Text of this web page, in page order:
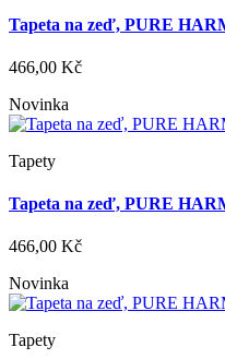
Tapeta na zeď, PURE
466,00 Kč
Novinka
Tapety
Tapeta na zeď, PURE
466,00 Kč
Novinka
Tapety